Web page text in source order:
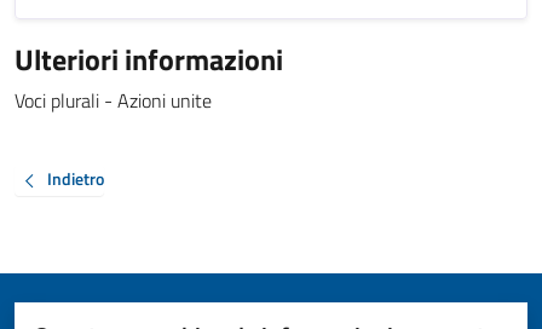
Ulteriori informazioni
Voci plurali - Azioni unite
Indietro